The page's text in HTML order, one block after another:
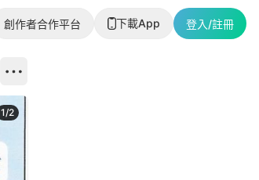
創作者合作平台 下載App 登入/註冊
1/2